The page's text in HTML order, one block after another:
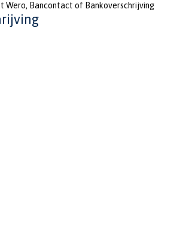
Wero, Bancontact of Bankoverschrijving